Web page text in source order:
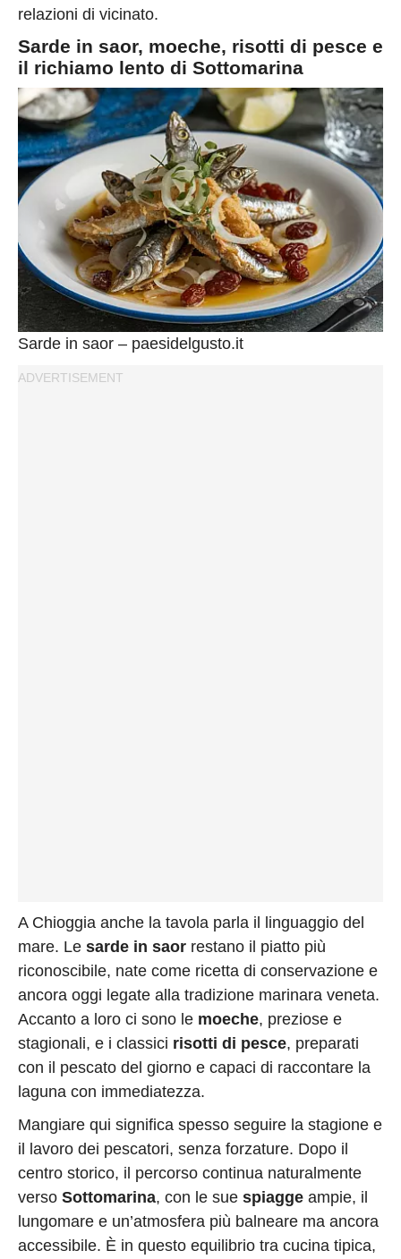
relazioni di vicinato.
Sarde in saor, moeche, risotti di pesce e
il richiamo lento di Sottomarina
Sarde in saor – paesidelgusto.it
A Chioggia anche la tavola parla il linguaggio del
mare. Le sarde in saor restano il piatto più
riconoscibile, nate come ricetta di conservazione e
ancora oggi legate alla tradizione marinara veneta.
Accanto a loro ci sono le moeche, preziose e
stagionali, e i classici risotti di pesce, preparati
con il pescato del giorno e capaci di raccontare la
laguna con immediatezza.
Mangiare qui significa spesso seguire la stagione e
il lavoro dei pescatori, senza forzature. Dopo il
centro storico, il percorso continua naturalmente
verso Sottomarina, con le sue spiagge ampie, il
lungomare e un’atmosfera più balneare ma ancora
accessibile. È in questo equilibrio tra cucina tipica,